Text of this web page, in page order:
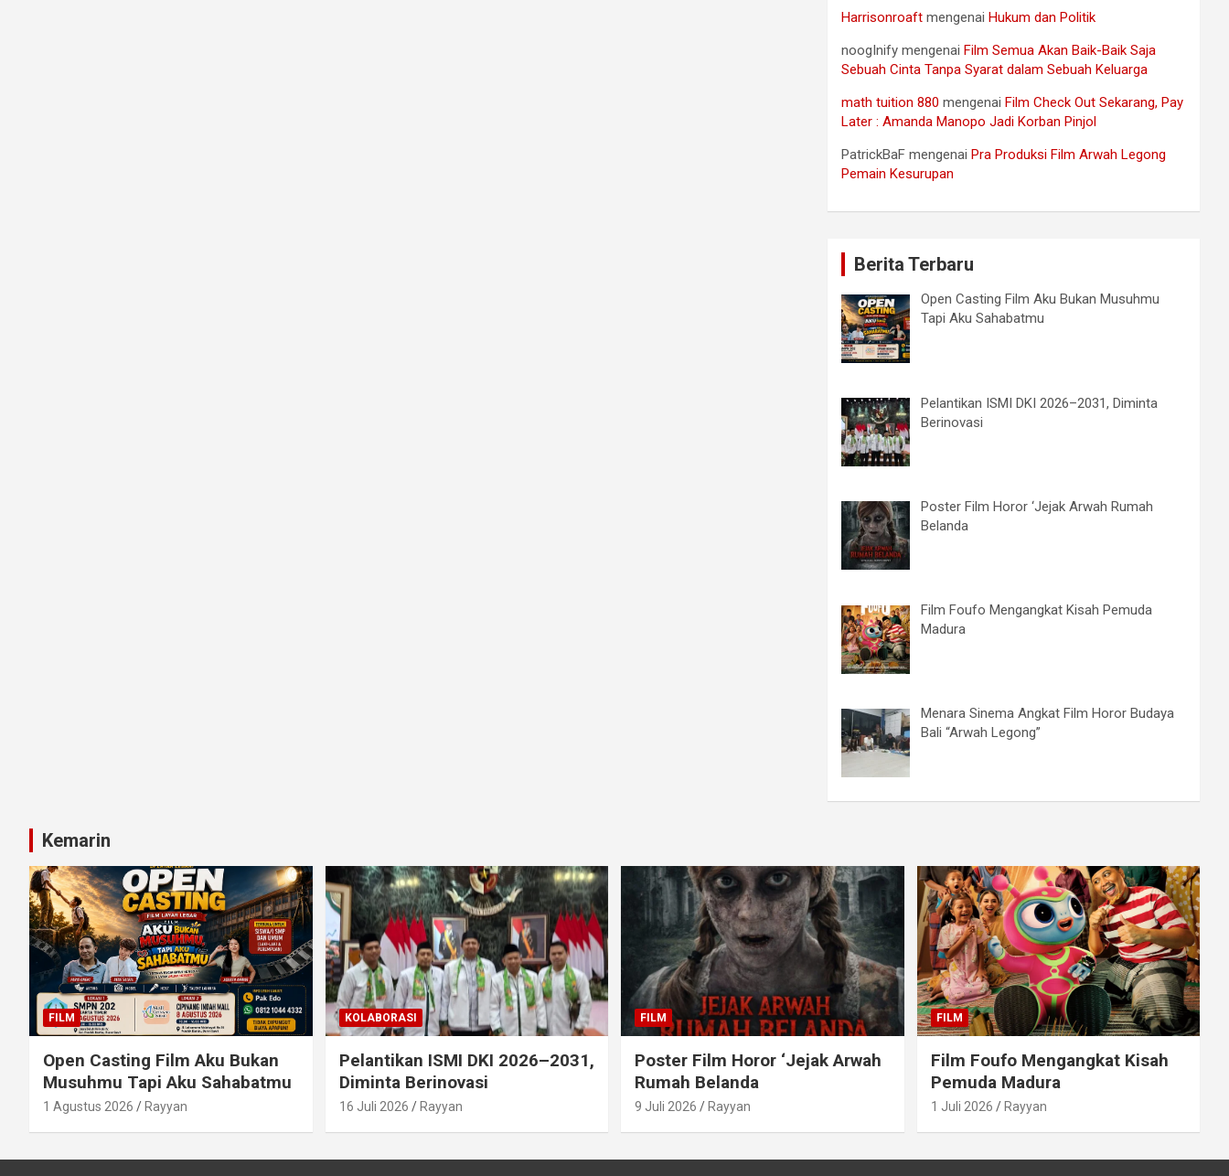
Harrisonroaft mengenai Hukum dan Politik
noogInify mengenai Film Semua Akan Baik-Baik Saja
Sebuah Cinta Tanpa Syarat dalam Sebuah Keluarga
math tuition 880 mengenai Film Check Out Sekarang, Pay
Later : Amanda Manopo Jadi Korban Pinjol
PatrickBaF mengenai Pra Produksi Film Arwah Legong
Pemain Kesurupan
Berita Terbaru
Open Casting Film Aku Bukan Musuhmu
Tapi Aku Sahabatmu
Pelantikan ISMI DKI 2026–2031, Diminta
Berinovasi
Poster Film Horor ‘Jejak Arwah Rumah
Belanda
Film Foufo Mengangkat Kisah Pemuda
Madura
Menara Sinema Angkat Film Horor Budaya
Bali “Arwah Legong”
Kemarin
FILM
Open Casting Film Aku Bukan
Musuhmu Tapi Aku Sahabatmu
1 Agustus 2026 Rayyan
KOLABORASI
Pelantikan ISMI DKI 2026–2031,
Diminta Berinovasi
16 Juli 2026 Rayyan
FILM
Poster Film Horor ‘Jejak Arwah
Rumah Belanda
9 Juli 2026 Rayyan
FILM
Film Foufo Mengangkat Kisah
Pemuda Madura
1 Juli 2026 Rayyan